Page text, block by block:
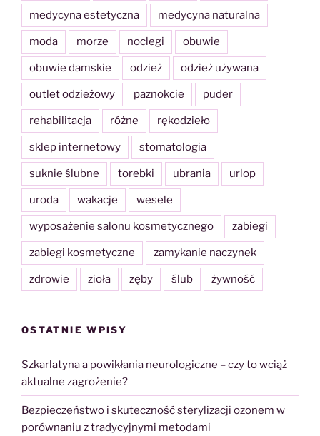
medycyna estetyczna medycyna naturalna
moda morze noclegi obuwie
obuwie damskie odzież odzież używana
outlet odzieżowy paznokcie puder
rehabilitacja różne rękodzieło
sklep internetowy stomatologia
suknie ślubne torebki ubrania urlop
uroda wakacje wesele
wyposażenie salonu kosmetycznego zabiegi
zabiegi kosmetyczne zamykanie naczynek
zdrowie zioła zęby ślub żywność
OSTATNIE WPISY
Szkarlatyna a powikłania neurologiczne – czy to wciąż
aktualne zagrożenie?
Bezpieczeństwo i skuteczność sterylizacji ozonem w
porównaniu z tradycyjnymi metodami